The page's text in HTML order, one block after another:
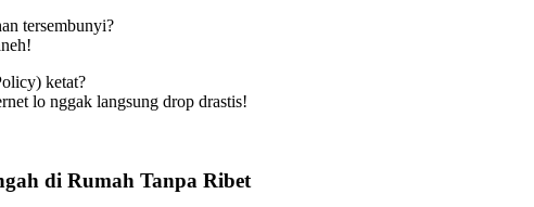
tersembunyi?
ketat?
lo nggak langsung drop drastis!
di Rumah Tanpa Ribet